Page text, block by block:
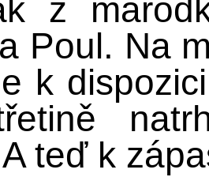
z
Poul. Na
k
teď k